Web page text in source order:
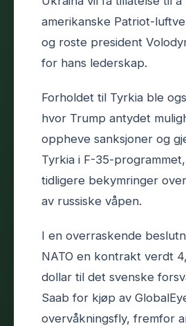
amerikanske Patriot-
og roste president
for hans lederskap.
Forholdet til Tyrkia ble
hvor Trump antydet
oppheve sanksjoner og
Tyrkia i F-35-
tidligere bekymringer
av russiske våpen.
I en overraskende
NATO en kontrakt verdt
dollar til det svenske
Saab for kjøp av
overvåkningsfly, fremfor